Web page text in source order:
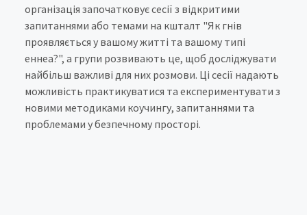
організація започатковує сесії з відкритими
запитаннями або темами на кшталт "Як гнів
проявляється у вашому житті та вашому типі
еннеа?", а групи розвивають це, щоб досліджувати
найбільш важливі для них розмови. Ці сесії надають
можливість практикуватися та експериментувати з
новими методиками коучингу, запитаннями та
проблемами у безпечному просторі.